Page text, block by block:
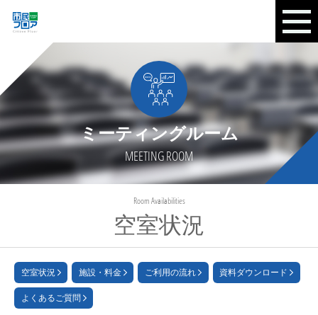
ミーティングルーム
MEETING ROOM
空室状況
Room Availabilities
空室状況 施設・料金 ご利用の流れ 資料ダウンロード
よくあるご質問